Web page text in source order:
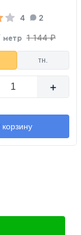
4 2
метр 1 144 ₽
тн.
+
корзину